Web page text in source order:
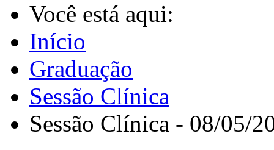
Você está aqui:
Início
Graduação
Sessão Clínica
Sessão Clínica - 08/05/